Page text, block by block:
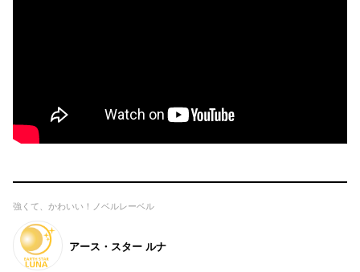
強くて、かわいい！ノベルレーベル
アース・スター ルナ